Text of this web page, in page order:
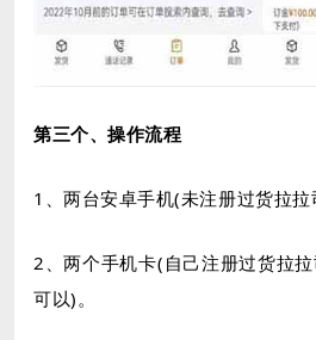
第三个、操作流程
1、两台安卓手机(未注册过货拉拉
2、两个手机卡(自己注册过货拉
可以)。